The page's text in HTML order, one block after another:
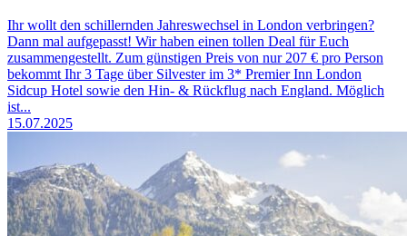
Ihr wollt den schillernden Jahreswechsel in London verbringen?
Dann mal aufgepasst! Wir haben einen tollen Deal für Euch
zusammengestellt. Zum günstigen Preis von nur 207 € pro Person
bekommt Ihr 3 Tage über Silvester im 3* Premier Inn London
Sidcup Hotel sowie den Hin- & Rückflug nach England. Möglich
ist...
15.07.2025